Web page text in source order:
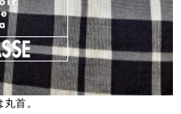
首。